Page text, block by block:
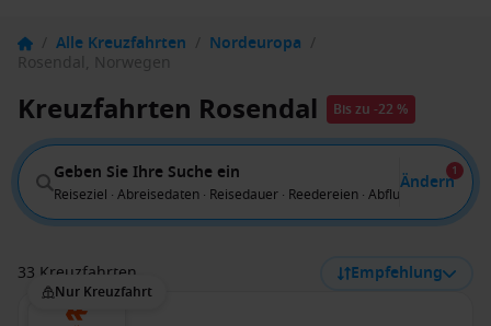
/ Alle Kreuzfahrten / Nordeuropa /
Rosendal, Norwegen
Kreuzfahrten Rosendal Bis zu -22 %
Geben Sie Ihre Suche ein
Reiseziel · Abreisedaten · Reisedauer · Reedereien · Abflug von
Ändern
1
33 Kreuzfahrten Empfehlung
Nur Kreuzfahrt